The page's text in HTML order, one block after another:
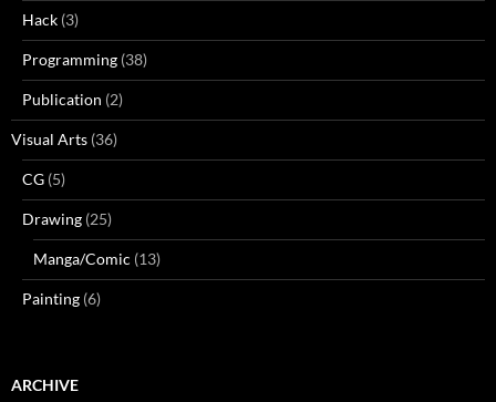
Hack (3)
Programming (38)
Publication (2)
Visual Arts (36)
CG (5)
Drawing (25)
Manga/Comic (13)
Painting (6)
ARCHIVE